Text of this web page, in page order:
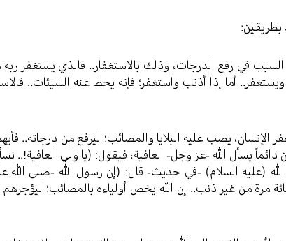
بطريقين:
في رفع الدرجات، وذلك بالاستغفار.. فالذي يستغفر
أما إذا أذنب واستغفر؛ فإنه يحط عنه السيئات..
الإنسان، يصب عليه البلايا والمصائب؛ ليرفع من درجاته..
دائماً يسأل الله -عز وجل- العافية، فيقول: (يا ولي العافية!..
(عليه السلام) -في حديث- قال: (إن رسول الله -صلى الله
مرة من غير ذنب.. إن الله يخص أولياءه بالمصائب؛ ليؤجرهم